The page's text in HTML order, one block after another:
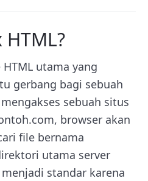
utama yang
gerbang bagi sebuah
sebuah situs
browser akan
file bernama
utama server
standar karena